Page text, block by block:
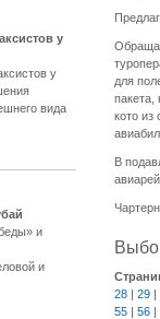
у
у
вида
и
и
для
пакета,
кото из
В
28 | 29 |
55 | 56 |